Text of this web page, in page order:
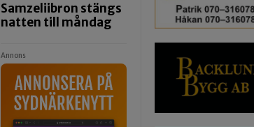
Samzeliibron stängs
natten till måndag
Annons